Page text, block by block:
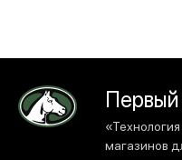
Первый
магазинов